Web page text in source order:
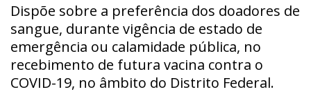
Dispõe sobre a preferência dos doadores de
sangue, durante vigência de estado de
emergência ou calamidade pública, no
recebimento de futura vacina contra o
COVID-19, no âmbito do Distrito Federal.